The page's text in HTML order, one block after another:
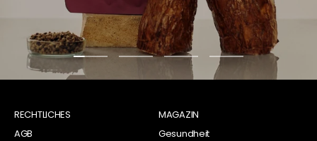
Zur
Slide
Slide
Slide
gehen
Zur
Slide
RECHTLICHES
AGB
MAGAZIN
Gesundheit